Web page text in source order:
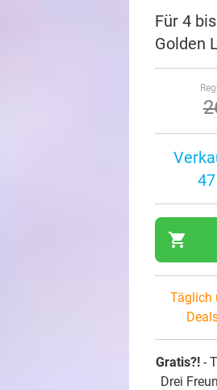
Für 4
Golden
47
shopping_cart
Täglich
Gratis?!-
Drei